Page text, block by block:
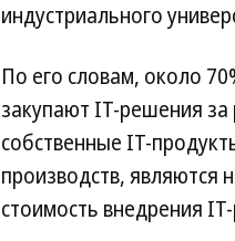
индустриального
По его словам, около
закупают IT-решения
собственные IT-
производств, являются
стоимость внедрения